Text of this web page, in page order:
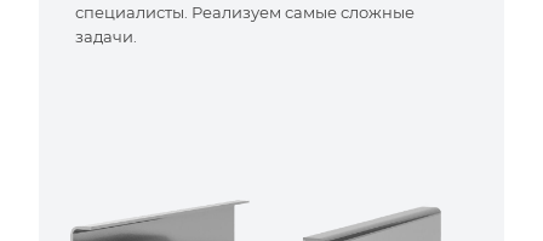
специалисты. Реализуем самые сложные
задачи.